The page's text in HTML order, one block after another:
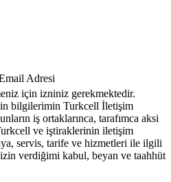
Adresi
için izniniz gerekmektedir.
bilgilerimin Turkcell İletişim
iş ortaklarınca, tarafımca aksi
ve iştiraklerinin iletişim
servis, tarife ve hizmetleri ile ilgili
verdiğimi kabul, beyan ve taahhüt